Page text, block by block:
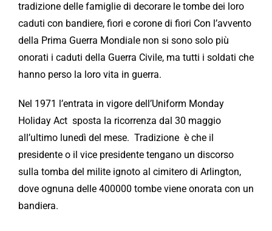
tradizione delle famiglie di decorare le tombe dei loro
caduti con bandiere, fiori e corone di fiori Con l’avvento
della Prima Guerra Mondiale non si sono solo più
onorati i caduti della Guerra Civile, ma tutti i soldati che
hanno perso la loro vita in guerra.
Nel 1971 l’entrata in vigore dell’Uniform Monday
Holiday Act sposta la ricorrenza dal 30 maggio
all’ultimo lunedì del mese. Tradizione è che il
presidente o il vice presidente tengano un discorso
sulla tomba del milite ignoto al cimitero di Arlington,
dove ognuna delle 400000 tombe viene onorata con un
bandiera.